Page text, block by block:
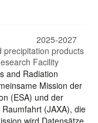
2025-2027
precipitation products
Facility
and Radiation
Mission der
(ESA) und der
(JAXA), die